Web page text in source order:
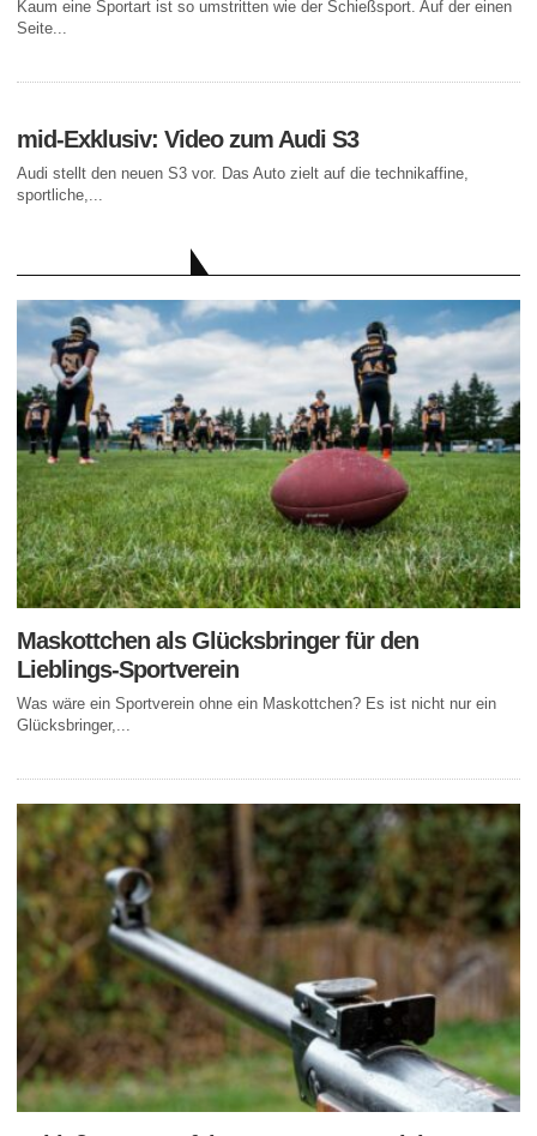
Kaum eine Sportart ist so umstritten wie der Schießsport. Auf der einen
Seite...
mid-Exklusiv: Video zum Audi S3
Audi stellt den neuen S3 vor. Das Auto zielt auf die technikaffine,
sportliche,...
Maskottchen als Glücksbringer für den
Lieblings-Sportverein
Was wäre ein Sportverein ohne ein Maskottchen? Es ist nicht nur ein
Glücksbringer,...